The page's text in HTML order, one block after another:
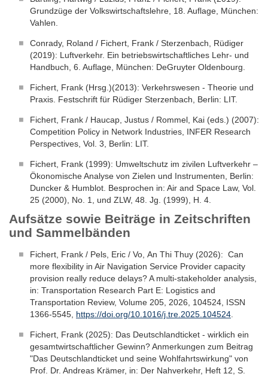
Grundzüge der Volkswirtschaftslehre, 18. Auflage, München:
Vahlen.
Conrady, Roland / Fichert, Frank / Sterzenbach, Rüdiger
(2019): Luftverkehr. Ein betriebswirtschaftliches Lehr- und
Handbuch, 6. Auflage, München: DeGruyter Oldenbourg.
Fichert, Frank (Hrsg.)(2013): Verkehrswesen - Theorie und
Praxis. Festschrift für Rüdiger Sterzenbach, Berlin: LIT.
Fichert, Frank / Haucap, Justus / Rommel, Kai (eds.) (2007):
Competition Policy in Network Industries, INFER Research
Perspectives, Vol. 3, Berlin: LIT.
Fichert, Frank (1999): Umweltschutz im zivilen Luftverkehr –
Ökonomische Analyse von Zielen und Instrumenten, Berlin:
Duncker & Humblot. Besprochen in: Air and Space Law, Vol.
25 (2000), No. 1, und ZLW, 48. Jg. (1999), H. 4.
Aufsätze sowie Beiträge in Zeitschriften
und Sammelbänden
Fichert, Frank / Pels, Eric / Vo, An Thi Thuy (2026): Can
more flexibility in Air Navigation Service Provider capacity
provision really reduce delays? A multi-stakeholder analysis,
in: Transportation Research Part E: Logistics and
Transportation Review, Volume 205, 2026, 104524, ISSN
1366-5545, https://doi.org/10.1016/j.tre.2025.104524
Fichert, Frank (2025): Das Deutschlandticket - wirklich ein
gesamtwirtschaftlicher Gewinn? Anmerkungen zum Beitrag
"Das Deutschlandticket und seine Wohlfahrtswirkung" von
Prof. Dr. Andreas Krämer, in: Der Nahverkehr, Heft 12, S.